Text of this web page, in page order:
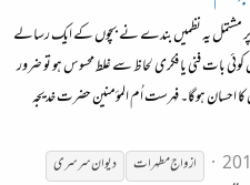
مشتمل یہ نظمیں بندے نے بچوں کے ایک رسالے
بات فنی یا فکری لحاظ سے غلط محسوس ہو تو ضرور
احسان ہوگا۔ فہرست اُم المؤمنین حضرت خدیجہ
ازواج مطہرات دیوانسرسری